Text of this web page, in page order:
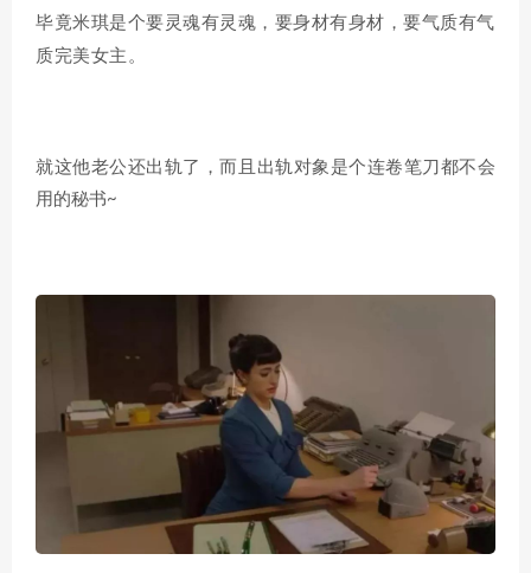
毕竟米琪是个要灵魂有灵魂，要身材有身材，要气质有气
质完美女主。
就这他老公还出轨了，而且出轨对象是个连卷笔刀都不会
用的秘书~